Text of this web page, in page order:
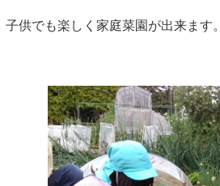
子供でも楽しく家庭菜園が出来ます。